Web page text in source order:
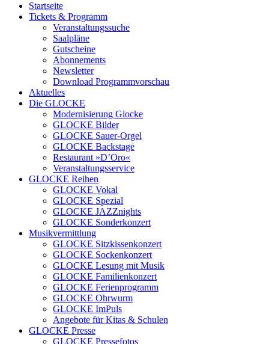
Startseite
Tickets & Programm
Veranstaltungssuche
Saalpläne
Gutscheine
Abonnements
Newsletter
Download Programmvorschau
Aktuelles
Die GLOCKE
Modernisierung Glocke
GLOCKE Bilder
GLOCKE Sauer-Orgel
GLOCKE Backstage
Restaurant »D’Oro«
Veranstaltungsservice
GLOCKE Reihen
GLOCKE Vokal
GLOCKE Spezial
GLOCKE JAZZnights
GLOCKE Sonderkonzert
Musikvermittlung
GLOCKE Sitzkissenkonzert
GLOCKE Sockenkonzert
GLOCKE Lesung mit Musik
GLOCKE Familienkonzert
GLOCKE Ferienprogramm
GLOCKE Ohrwurm
GLOCKE ImPuls
Angebote für Kitas & Schulen
GLOCKE Presse
GLOCKE Pressefotos